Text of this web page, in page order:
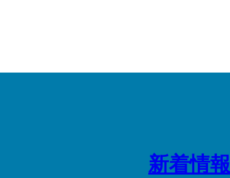
新着情報